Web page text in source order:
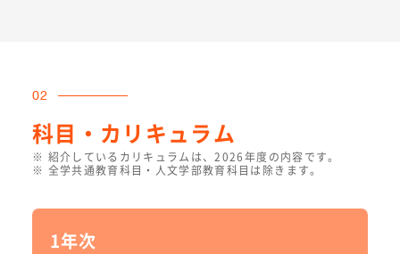
02
科目・カリキュラム
紹介しているカリキュラムは、2026年度の内容です。
全学共通教育科目・人文学部教育科目は除きます。
1年次